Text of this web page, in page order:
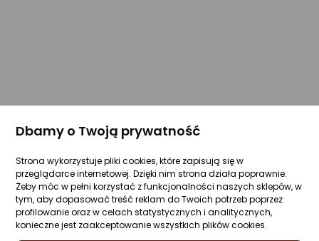
Dbamy o Twoją prywatność
Strona wykorzystuje pliki cookies, które zapisują się w
przeglądarce internetowej. Dzięki nim strona działa poprawnie.
Żeby móc w pełni korzystać z funkcjonalności naszych sklepów, w
tym, aby dopasować treść reklam do Twoich potrzeb poprzez
profilowanie oraz w celach statystycznych i analitycznych,
konieczne jest zaakceptowanie wszystkich plików cookies.